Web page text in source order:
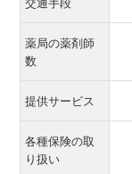
薬局の薬剤師
数
提供サービス
各種保険の取
り扱い